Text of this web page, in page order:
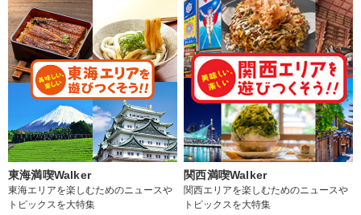
東海満喫Walker
東海エリアを楽しむためのニュースや
トピックスを大特集
関西満喫Walker
関西エリアを楽しむためのニュースや
トピックスを大特集